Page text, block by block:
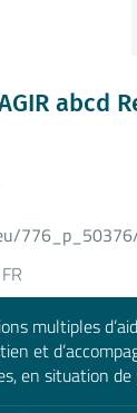
abcd
multiples
et
en situation